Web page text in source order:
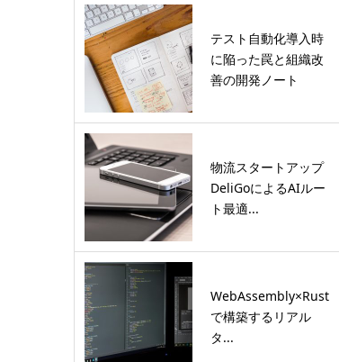
テスト自動化導入時
に陥った罠と組織改
善の開発ノート
物流スタートアップ
DeliGoによるAIルー
ト最適...
WebAssembly×Rust
で構築するリアル
タ...